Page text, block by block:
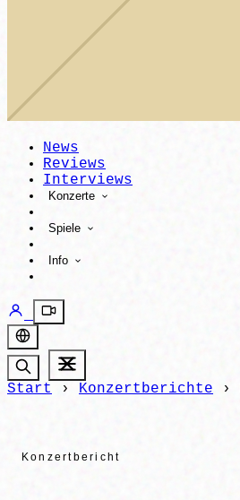
News
Reviews
Interviews
Konzerte
Spiele
Info
Start › Konzertberichte ›
Konzertbericht